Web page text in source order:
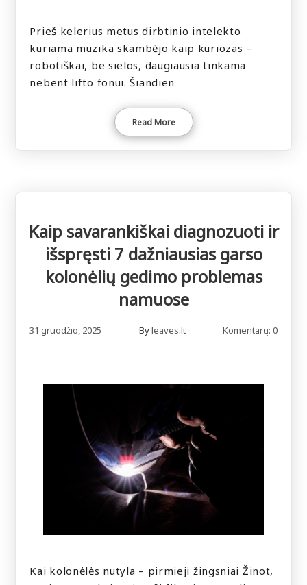
Prieš kelerius metus dirbtinio intelekto
kuriama muzika skambėjo kaip kuriozas –
robotiškai, be sielos, daugiausia tinkama
nebent lifto fonui. Šiandien
Read More
Kaip savarankiškai diagnozuoti ir
išspręsti 7 dažniausias garso
kolonėlių gedimo problemas
namuose
31 gruodžio, 2025 Byleaves.lt Komentarų: 0
Kai kolonėlės nutyla – pirmieji žingsniai Žinot,